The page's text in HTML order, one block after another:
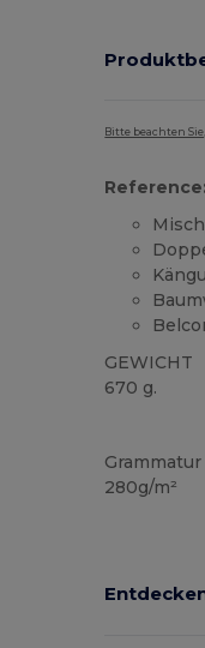
Bitte beachten
GEWICHT
670 g.
Grammatur
280g/m²